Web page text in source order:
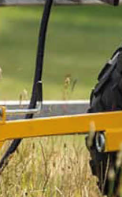
SV60.